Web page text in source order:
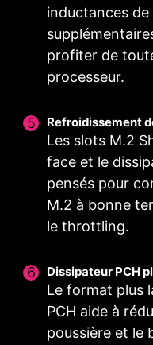
inductances de
profiter de
processeur.
Refroidissement
Les slots M.2
face et le
pensés pour
M.2 à bonne
le throttling.
Dissipateur PCH
Le format plus
PCH aide à
poussière et le
Le design du circuit
la prise en
passante et de
rapides. Cette
également une